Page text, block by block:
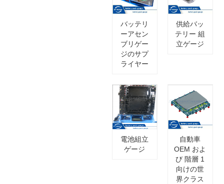
バッテリ
ーアセン
ブリゲー
ジのサプ
ライヤー
供給バッ
テリー 組
立ゲージ
電池組立
ゲージ
自動車
OEM およ
び 階層 1
向けの世
界クラス